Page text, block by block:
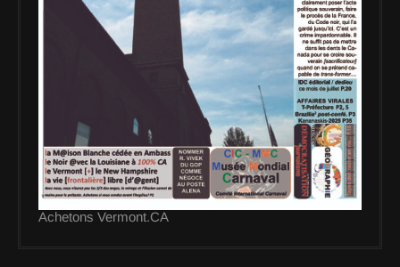
Achetons Vermont.CA